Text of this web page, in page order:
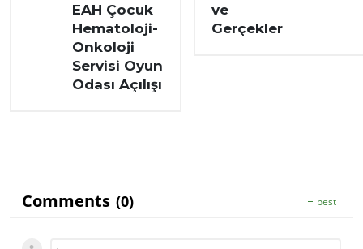
EAH Çocuk
Hematoloji-
Onkoloji
Servisi Oyun
Odası Açılışı
ve
Gerçekler